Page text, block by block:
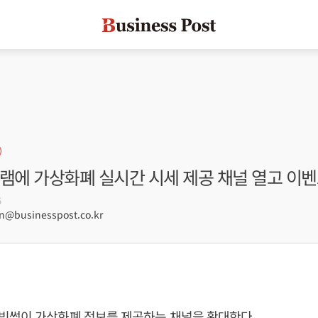
에 가상화폐 실시간 시세 제공 채널 열고 이